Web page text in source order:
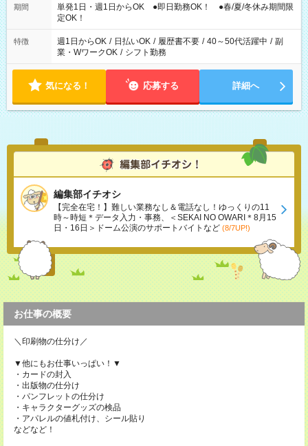
期間
単発1日・週1日からOK ●即日勤務OK！ ●春/夏/冬休み期間限
定OK！
特徴 週1日からOK / 日払いOK / 履歴書不要 / 40～50代活躍中 / 副
業・WワークOK / シフト勤務
気になる！ 応募する 詳細へ
編集部イチオシ
【完全在宅！】難しい業務なし＆電話なし！ゆっくりの11
時～時短＊データ入力・事務、＜SEKAI NO OWARI＊8月15
日・16日＞ドーム公演のサポートバイトなど (8/7UP!)
お仕事の概要
＼印刷物の仕分け／
▼他にもお仕事いっぱい！▼
・カードの封入
・出版物の仕分け
・パンフレットの仕分け
・キャラクターグッズの検品
・アパレルの値札付け、シール貼り
などなど！